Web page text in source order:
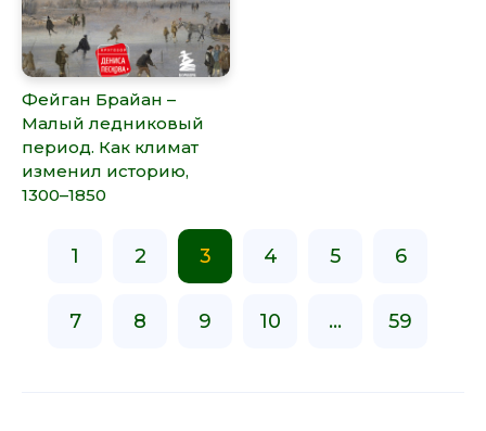
Фейган Брайан –
Малый ледниковый
период. Как климат
изменил историю,
1300–1850
1 2 3 4 5 6
7 8 9 10 ... 59